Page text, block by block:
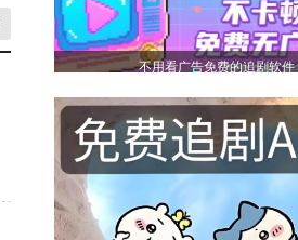
不用看广告免费的追剧软件